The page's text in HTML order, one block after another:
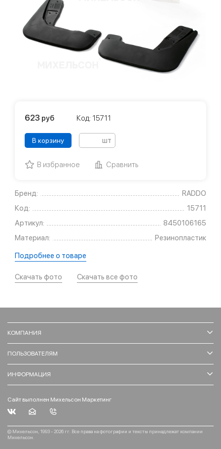
Бренд:
RADDO
Код:
15711
Артикул:
8450106165
Материал:
Резинопластик
Подробнее о товаре
Скачать фото Скачать все фото
623 руб Код: 15711
В корзину шт
В избранное Сравнить
КОМПАНИЯ
ПОЛЬЗОВАТЕЛЯМ
ИНФОРМАЦИЯ
Сайт выполнен Михельсон Маркетинг
© Михельсон, 1993 - 2026 гг. Все права на фотографии и тексты принадлежат компании
Михельсон.